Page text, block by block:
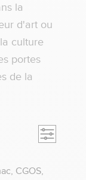
la
d'art ou
culture
portes
de la
Ouvrir la
CGOS,